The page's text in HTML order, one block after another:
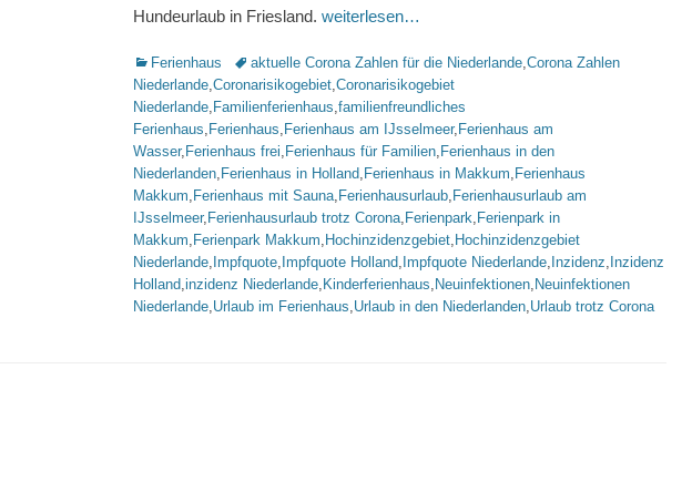
Hundeurlaub in Friesland. weiterlesen…
Kategorien
Ferienhaus Schlagworte
aktuelle Corona Zahlen für die Niederlande,Corona Zahlen
Niederlande,Coronarisikogebiet,Coronarisikogebiet
Niederlande, Familienferienhaus,familienfreundliches
Ferienhaus, Ferienhaus, Ferienhaus am IJsselmeer, Ferienhaus am
Wasser, Ferienhaus frei, Ferienhaus für Familien, Ferienhaus in den
Niederlanden, Ferienhaus in Holland, Ferienhaus in Makkum, Ferienhaus
Makkum, Ferienhaus mit Sauna, Ferienhausurlaub, Ferienhausurlaub am
IJsselmeer, Ferienhausurlaub trotz Corona, Ferienpark, Ferienpark in
Makkum, Ferienpark Makkum, Hochinzidenzgebiet, Hochinzidenzgebiet
Niederlande, Impfquote, Impfquote Holland, Impfquote Niederlande, Inzidenz, Inzidenz
Holland,inzidenz Niederlande, Kinderferienhaus, Neuinfektionen, Neuinfektionen
Niederlande,Urlaub im Ferienhaus,Urlaub in den Niederlanden,Urlaub trotz Corona